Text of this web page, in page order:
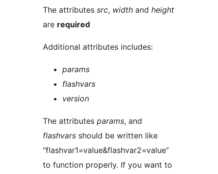
The attributes src, width and height
are required
Additional attributes includes:
params
flashvars
version
The attributes params, and
flashvars should be written like
“flashvar1=value&flashvar2=value”
to function properly. If you want to